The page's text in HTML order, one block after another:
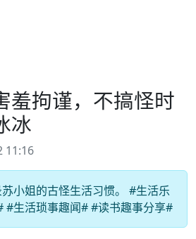
羞拘谨，不搞怪时
冰
11:16
小姐的古怪生活习惯。 #生活乐
#生活琐事趣闻# #读书趣事分享#